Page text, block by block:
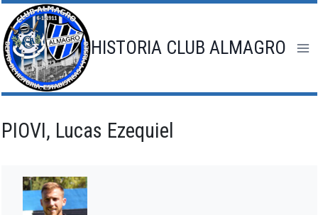
Saltar
al
contenido
HISTORIA CLUB ALMAGRO
PIOVI, Lucas Ezequiel